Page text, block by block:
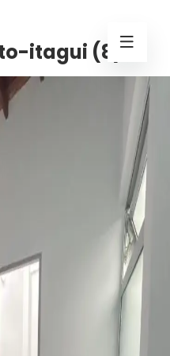
itagui (8)